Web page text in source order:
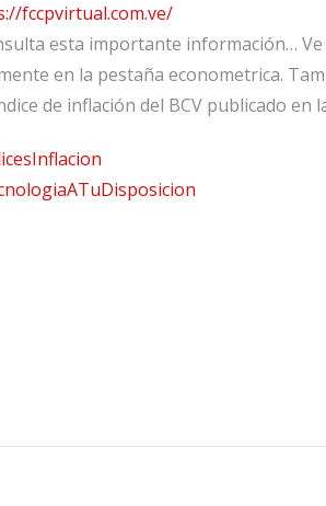
fccpvirtual.com.ve/
esta importante información…
en la pestaña econometrica.
de inflación del BCV publicado en